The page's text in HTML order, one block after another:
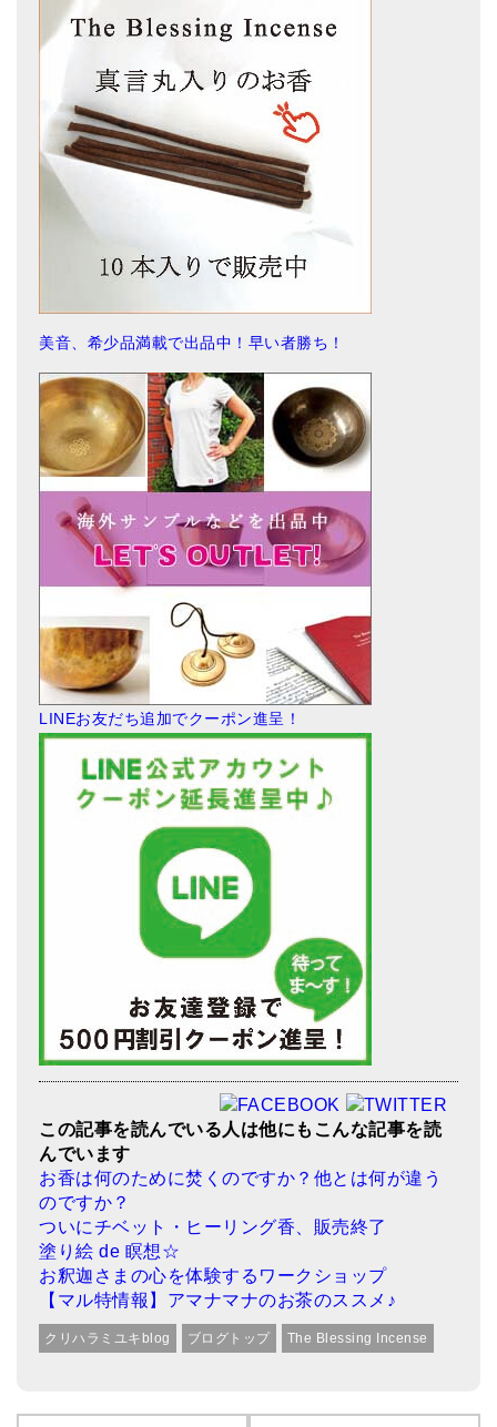
美音、希少品満載で出品中！早い者勝ち！
LINEお友だち追加でクーポン進呈！
この記事を読んでいる人は他にもこんな記事を読
んでいます
お香は何のために焚くのですか？他とは何が違う
のですか？
ついにチベット・ヒーリング香、販売終了
塗り絵 de 瞑想☆
お釈迦さまの心を体験するワークショップ
【マル特情報】アマナマナのお茶のススメ♪
クリハラミユキblog ブログトップ The Blessing Incense